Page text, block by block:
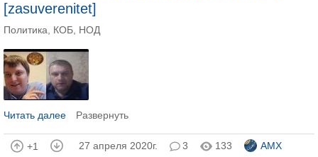
[zasuverenitet]
Политика КОБ НОД
Читать далее Развернуть
+1 27 апреля 2020г. 3 133 AMX